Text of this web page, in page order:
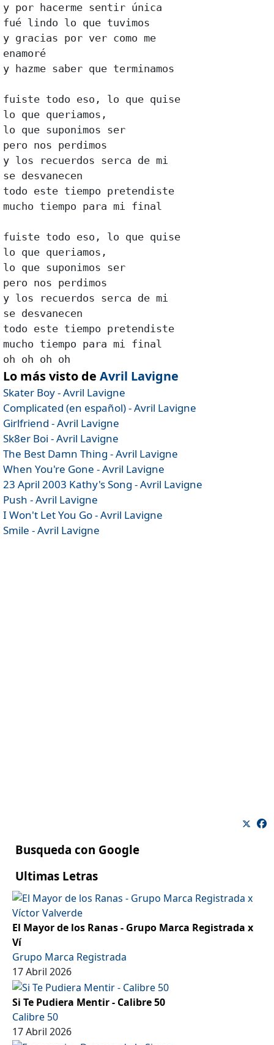
y por hacerme sentir única
fué lindo lo que tuvimos
y gracias por ver como me
enamoré
y hazme saber que terminamos
fuiste todo eso, lo que quise
lo que queriamos,
lo que suponimos ser
pero nos perdimos
y los recuerdos serca de mi
se desvanecen
todo este tiempo pretendiste
mucho tiempo para mi final
fuiste todo eso, lo que quise
lo que queriamos,
lo que suponimos ser
pero nos perdimos
y los recuerdos serca de mi
se desvanecen
todo este tiempo pretendiste
mucho tiempo para mi final
oh oh oh oh
Lo más visto de Avril Lavigne
Skater Boy - Avril Lavigne
Complicated (en español) - Avril Lavigne
Girlfriend - Avril Lavigne
Sk8er Boi - Avril Lavigne
The Best Damn Thing - Avril Lavigne
When You're Gone - Avril Lavigne
23 April 2003 Kathy's Song - Avril Lavigne
Push - Avril Lavigne
I Won't Let You Go - Avril Lavigne
Smile - Avril Lavigne
Busqueda con Google
Ultimas Letras
El Mayor de los Ranas - Grupo Marca Registrada x
Ví
Grupo Marca Registrada
17 Abril 2026
Si Te Pudiera Mentir - Calibre 50
Calibre 50
17 Abril 2026